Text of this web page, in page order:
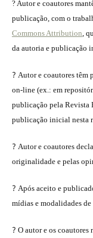
? Autor e coautores
publicação, com o
Commons Attribution ,
da autoria e publicação
? Autor e coautores têm
on-line (ex.: em
publicação pela Revista
publicação inicial nesta
? Autor e coautores
originalidade e pelas
? Após aceito e
mídias e modalidades
? O autor e os coautores